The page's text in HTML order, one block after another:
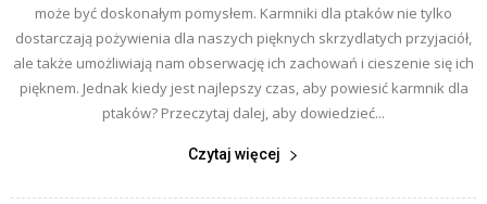
może być doskonałym pomysłem. Karmniki dla ptaków nie tylko
dostarczają pożywienia dla naszych pięknych skrzydlatych przyjaciół,
ale także umożliwiają nam obserwację ich zachowań i cieszenie się ich
pięknem. Jednak kiedy jest najlepszy czas, aby powiesić karmnik dla
ptaków? Przeczytaj dalej, aby dowiedzieć...
Czytaj więcej